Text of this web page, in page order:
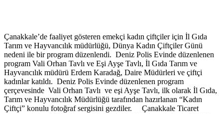
Çanakkale’de faaliyet gösteren emekçi kadın çiftçiler için İl Gıda
Tarım ve Hayvancılık müdürlüğü, Dünya Kadın Çiftçiler Günü
nedeni ile bir program düzenlendi. Deniz Polis Evinde düzenlenen
program Vali Orhan Tavlı ve Eşi Ayşe Tavlı, İl Gıda Tarım ve
Hayvancılık müdürü Erdem Karadağ, Daire Müdürleri ve çiftçi
kadınlar katıldı. Deniz Polis Evinde düzenlenen program
çerçevesinde Vali Orhan Tavlı ve eşi Ayşe Tavlı, ilk olarak İl Gıda,
Tarım ve Hayvancılık Müdürlüğü tarafından hazırlanan “Kadın
Çiftçi” konulu fotoğraf sergisini gezdiler. Çanakkale Ticaret